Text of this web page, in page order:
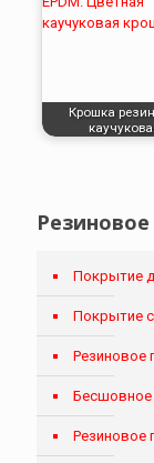
Крошка
Покрытие
Покрытие
Резиновое
Бесшовное
Резиновое